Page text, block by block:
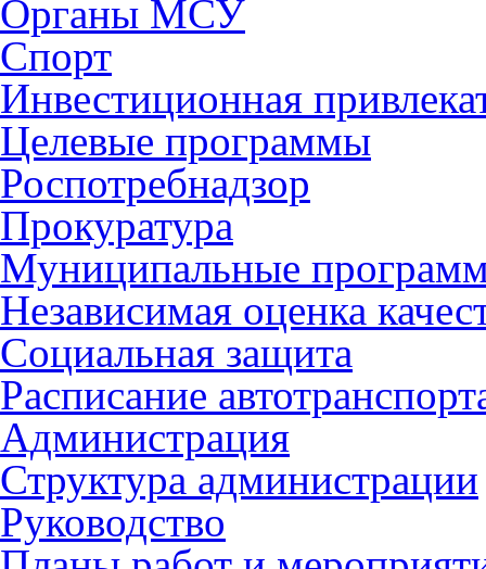
Органы МСУ
Спорт
Инвестиционная
Целевые программы
Роспотребнадзор
Прокуратура
Муниципальные
Независимая оценка
Социальная защита
Расписание
Администрация
Структура администрации
Руководство